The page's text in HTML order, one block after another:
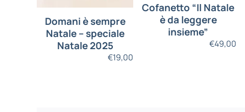
Domani è sempre
Natale – speciale
Natale 2025
€19,00
Cofanetto “Il Natale
è da leggere
insieme”
€49,00